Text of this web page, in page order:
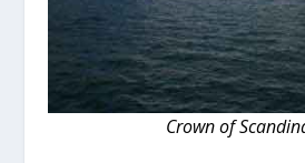
Crown of